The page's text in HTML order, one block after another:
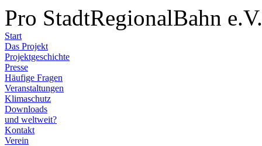
Pro StadtRegionalBahn e.V.
Start
Das Projekt
Projektgeschichte
Presse
Häufige Fragen
Veranstaltungen
Klimaschutz
Downloads
und weltweit?
Kontakt
Verein